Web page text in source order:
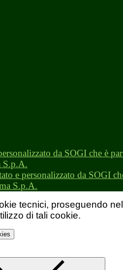
e personalizzato da SOGI
S.p.A.
tecnici, proseguendo
di tali cookie.